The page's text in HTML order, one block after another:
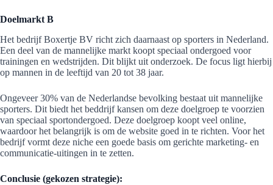
Doelmarkt B
Het bedrijf Boxertje BV richt zich daarnaast op sporters in Nederland.
Een deel van de mannelijke markt koopt speciaal ondergoed voor
trainingen en wedstrijden. Dit blijkt uit onderzoek. De focus ligt hierbij
op mannen in de leeftijd van 20 tot 38 jaar.
Ongeveer 30% van de Nederlandse bevolking bestaat uit mannelijke
sporters. Dit biedt het beddrijf kansen om deze doelgroep te voorzien
van speciaal sportondergoed. Deze doelgroep koopt veel online,
waardoor het belangrijk is om de website goed in te richten. Voor het
bedrijf vormt deze niche een goede basis om gerichte marketing- en
communicatie-uitingen in te zetten.
Conclusie (gekozen strategie):